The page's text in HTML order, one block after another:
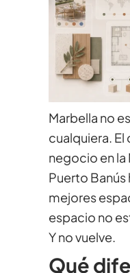
Marbella no
cualquiera. El
negocio en la
Puerto Banús
mejores
espacio no
Y no vuelve.
Qué